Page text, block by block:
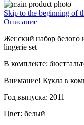
Skip to the beginning of
Описание
Женский набор белого
lingerie set
В комплекте:
Внимание! Кукла в
Год выпуска: 2011
Цвет: белый